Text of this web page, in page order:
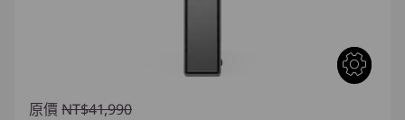
原價 NT$41,990